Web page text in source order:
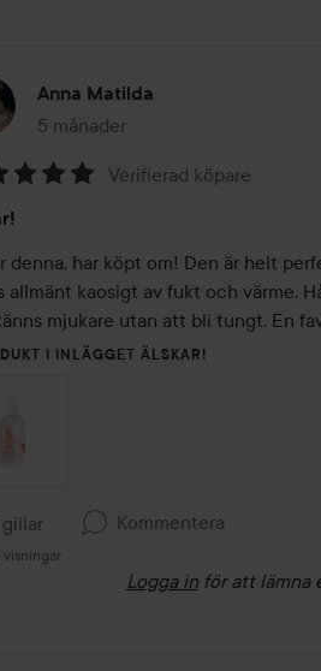
Anna Matilda
5 månader
Inlägget skapades 5 månader
Verifierad köpare
denna, har köpt om! Den är helt
allmänt kaosigt av fukt och värme.
mjukare utan att bli tungt. En
I INLÄGGET ÄLSKAR!
gillar Kommentera
visningar
Logga in för att lämna